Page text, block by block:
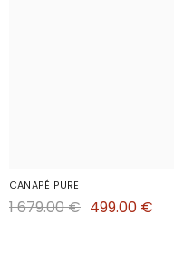
CANAPÉ PURE
1 679.00 € 499.00 €